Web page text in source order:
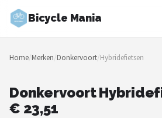
Bicycle Mania
Zoeken
NAVIGATIE
Merken
Home/Merken/Donkervoort/Hybridefietsen
Donkervoort
€ 23,51